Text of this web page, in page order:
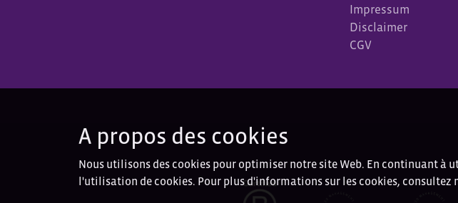
Impressum
Disclaimer
CGV
A propos des cookies
Nous utilisons des cookies pour optimiser notre site Web. En continuant à
l'utilisation de cookies. Pour plus d'informations sur les cookies, consultez